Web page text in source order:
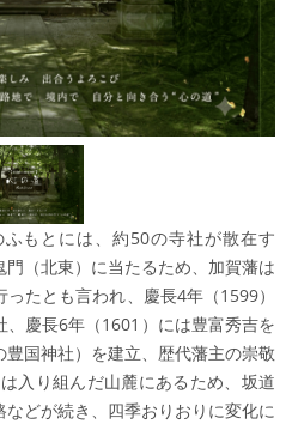
もとには、約50の寺社が散在す
（北東）に当たるため、加賀藩は
たとも言われ、慶長4年（1599）
慶長6年（1601）には豊富秀吉を
国神社）を建立、歴代藩主の崇敬
入り組んだ山麓にあるため、坂道
どが続き、四季おりおりに変化に